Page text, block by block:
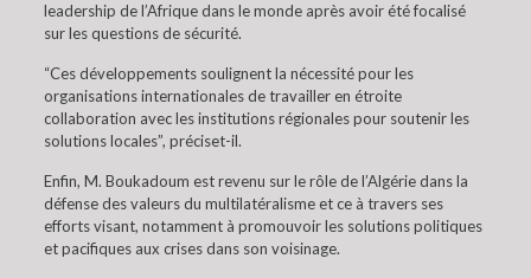
leadership de l’Afrique dans le monde après avoir été focalisé
sur les questions de sécurité.
“Ces développements soulignent la nécessité pour les
organisations internationales de travailler en étroite
collaboration avec les institutions régionales pour soutenir les
solutions locales”, préciset-il.
Enfin, M. Boukadoum est revenu sur le rôle de l’Algérie dans la
défense des valeurs du multilatéralisme et ce à travers ses
efforts visant, notamment à promouvoir les solutions politiques
et pacifiques aux crises dans son voisinage.